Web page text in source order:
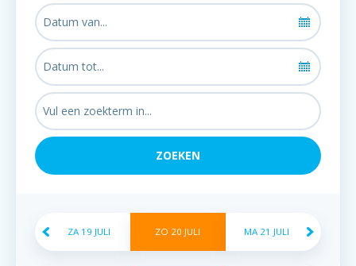
ZA 19 JULI ZO 20 JULI MA 21 JULI